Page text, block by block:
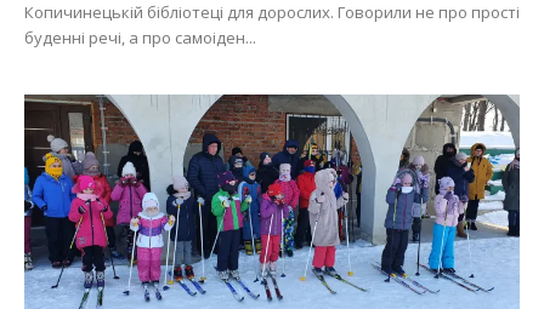
Копичинецькій бібліотеці для дорослих. Говорили не про прості
буденні речі, а про самоіден...